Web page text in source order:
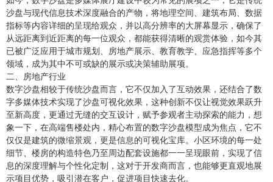
沙盘与现代信息技术深度融合的产物，将地理空间、建筑布局、数据
指标等内容详细的呈现给观众，并以高分辨率的大屏幕显示，确保了
从远距离到近距离的每一位观众，都能获得清晰的观赏体验，如今其
已被广泛应用于城市规划、房地产展示、教育教学、应急指挥等多个
领域，成为其中不可或缺的展示或决策辅助展项。
二、房地产行业
数字沙盘相较于传统沙盘而言，它不仅加入了互动效果，还结合了数
字多媒体技术实现了沙盘可视化效果，这种创新不仅让视觉效果跃升
至新高度，更通过无缝的交互设计，赋予参观者主动探索的能力，想
象一下，在高端售楼处内，精心布置的数字沙盘模型成为焦点，它不
仅仅是建筑的微缩景观，更是信息的可视化宝库。小区环境的每一处
细节、楼房的构造特色乃至周边配套设施都一一呈现眼前，实现了信
息的深度理解与个性化定制，这对于开发商而言，也能够更直观地展
示项目优势，吸引潜在客户，促进项目快速去化。